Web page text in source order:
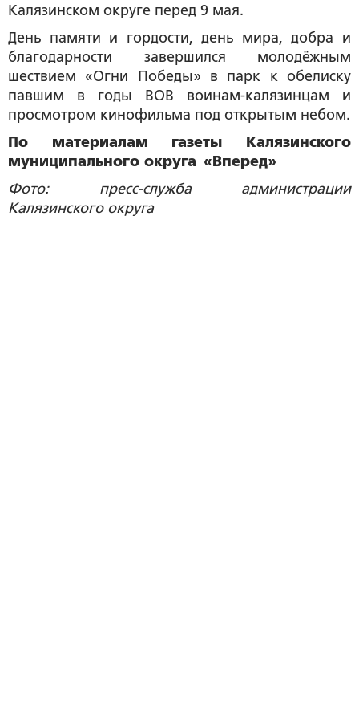
Калязинском округе перед 9 мая.
День памяти и гордости, день мира, добра и
благодарности завершился молодёжным
шествием «Огни Победы» в парк к обелиску
павшим в годы ВОВ воинам-калязинцам и
просмотром кинофильма под открытым небом.
По материалам газеты Калязинского
муниципального округа «Вперед»
Фото: пресс-служба администрации
Калязинского округа